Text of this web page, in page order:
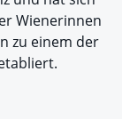
Wienerinnen
zu einem der